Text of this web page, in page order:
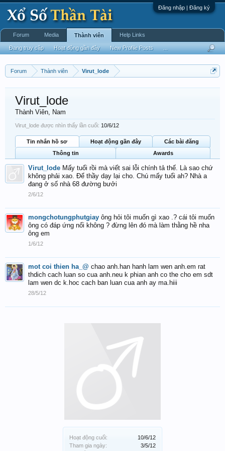
Đăng nhập | Đăng ký
Forum Thành viên Virut_lode
Hoạt động cuối:
10/6/12
Tham gia ngày:
3/5/12
Virut_lode
Thành Viên, Nam
Virut_lode được nhìn thấy lần cuối: 10/6/12
Tin nhắn hồ sơ Hoạt động gần đây
Các bài đăng
Thông tin
Awards
Virut_lode Mấy tuổi rồi mà viết sai lỗi chính tả thế. Là sao chứ
không phải xao. Để thầy dạy lại cho. Chú mấy tuổi ah? Nhà a
đang ở số nhà 68 đường bưởi
2/6/12
mongchotungphutgiay ông hỏi tôi muốn gì xao .? cái tôi muốn
ông có đáp ứng nổi không ? đừng lên đó mà làm thằng hề nha
ông em
1/6/12
mot coi thien ha_@ chao anh.han hanh lam wen anh.em rat
thdich cach luan so cua anh.neu k phian anh co the cho em sdt
lam wen dc k.hoc cach ban luan cua anh ay ma.hiii
28/5/12
Forum Media Thành viên
Đang truy cập Hoạt động gần đây New Profile Posts
Help Links